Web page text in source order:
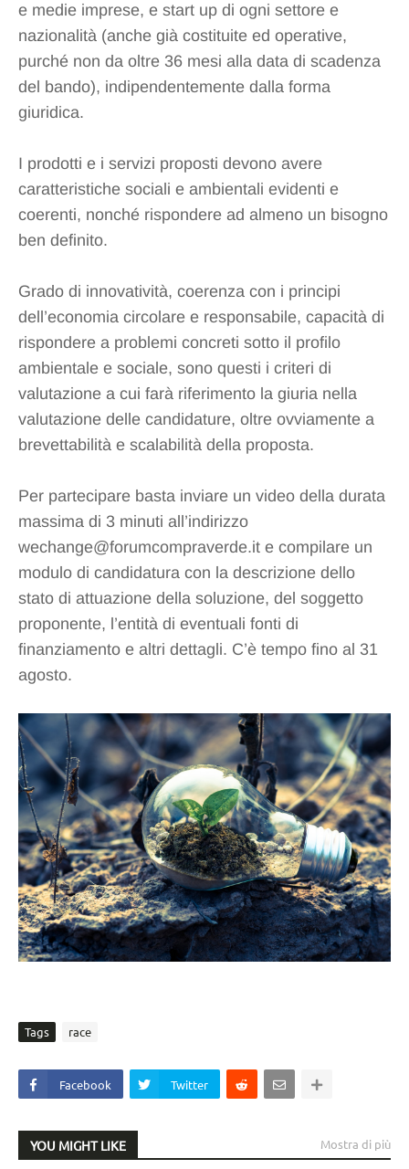
e medie imprese, e start up di ogni settore e
nazionalità (anche già costituite ed operative,
purché non da oltre 36 mesi alla data di scadenza
del bando), indipendentemente dalla forma
giuridica.
I prodotti e i servizi proposti devono avere
caratteristiche sociali e ambientali evidenti e
coerenti, nonché rispondere ad almeno un bisogno
ben definito.
Grado di innovatività, coerenza con i principi
dell’economia circolare e responsabile, capacità di
rispondere a problemi concreti sotto il profilo
ambientale e sociale, sono questi i criteri di
valutazione a cui farà riferimento la giuria nella
valutazione delle candidature, oltre ovviamente a
brevettabilità e scalabilità della proposta.
Per partecipare basta inviare un video della durata
massima di 3 minuti all’indirizzo
wechange@forumcompraverde.it e compilare un
modulo di candidatura con la descrizione dello
stato di attuazione della soluzione, del soggetto
proponente, l’entità di eventuali fonti di
finanziamento e altri dettagli. C’è tempo fino al 31
agosto.
Tags race
Facebook Twitter
YOU MIGHT LIKE Mostra di più